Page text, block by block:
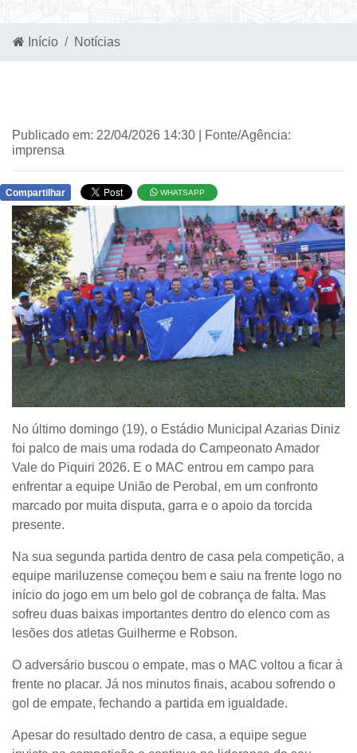
Início Notícias
Publicado em: 22/04/2026 14:30 | Fonte/Agência:
imprensa
Compartilhar WHATSAPP
No último domingo (19), o Estádio Municipal Azarias Diniz
foi palco de mais uma rodada do Campeonato Amador
Vale do Piquiri 2026. E o MAC entrou em campo para
enfrentar a equipe União de Perobal, em um confronto
marcado por muita disputa, garra e o apoio da torcida
presente.
Na sua segunda partida dentro de casa pela competição, a
equipe mariluzense começou bem e saiu na frente logo no
início do jogo em um belo gol de cobrança de falta. Mas
sofreu duas baixas importantes dentro do elenco com as
lesões dos atletas Guilherme e Robson.
O adversário buscou o empate, mas o MAC voltou a ficar à
frente no placar. Já nos minutos finais, acabou sofrendo o
gol de empate, fechando a partida em igualdade.
Apesar do resultado dentro de casa, a equipe segue